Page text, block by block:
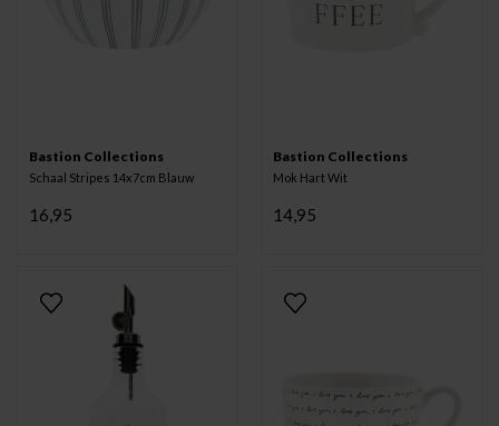
Bastion Collections
Schaal Stripes 14x7cm Blauw
16,95
Bastion Collections
Mok Hart Wit
14,95